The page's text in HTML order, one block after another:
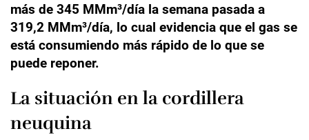
más de 345 MMm³/día la semana pasada a
319,2 MMm³/día, lo cual evidencia que el gas se
está consumiendo más rápido de lo que se
puede reponer.
La situación en la cordillera
neuquina